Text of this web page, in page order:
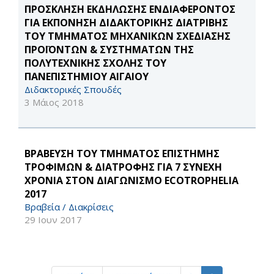
ΠΡΟΣΚΛΗΣΗ ΕΚΔΗΛΩΣΗΣ ΕΝΔΙΑΦΕΡΟΝΤΟΣ
ΓΙΑ ΕΚΠΟΝΗΣΗ ΔΙΔΑΚΤΟΡΙΚΗΣ ΔΙΑΤΡΙΒΗΣ
ΤΟΥ ΤΜΗΜΑΤΟΣ ΜΗΧΑΝΙΚΩΝ ΣΧΕΔΙΑΣΗΣ
ΠΡΟΪΟΝΤΩΝ & ΣΥΣΤΗΜΑΤΩΝ ΤΗΣ
ΠΟΛΥΤΕΧΝΙΚΗΣ ΣΧΟΛΗΣ ΤΟΥ
ΠΑΝΕΠΙΣΤΗΜΙΟΥ ΑΙΓΑΙΟΥ
Διδακτορικές Σπουδές
3 Μάιος 2018
ΒΡΑΒΕΥΣΗ ΤΟΥ ΤΜΗΜΑΤΟΣ ΕΠΙΣΤΗΜΗΣ
ΤΡΟΦΙΜΩΝ & ΔΙΑΤΡΟΦΗΣ ΓΙΑ 7 ΣΥΝΕΧΗ
ΧΡΟΝΙΑ ΣΤΟΝ ΔΙΑΓΩΝΙΣΜΟ ECOTROPHELIA
2017
Βραβεία / Διακρίσεις
29 Ιουν 2017